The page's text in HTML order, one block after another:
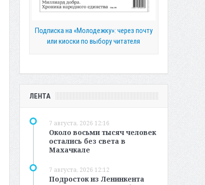
Подписка на «Молодежку»: через почту
или киоски по выбору читателя
ЛЕНТА
7 августа, 2026 12:16
Около восьми тысяч человек
остались без света в
Махачкале
7 августа, 2026 12:12
Подросток из Ленинкента